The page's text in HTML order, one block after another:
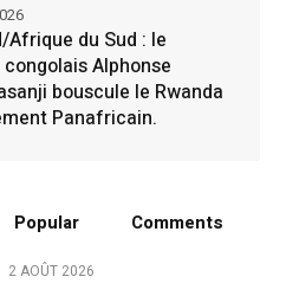
Afrique du Sud : le
Alphonse
bouscule le Rwanda
Panafricain.
Popular Comments
2 AOÛT 2026